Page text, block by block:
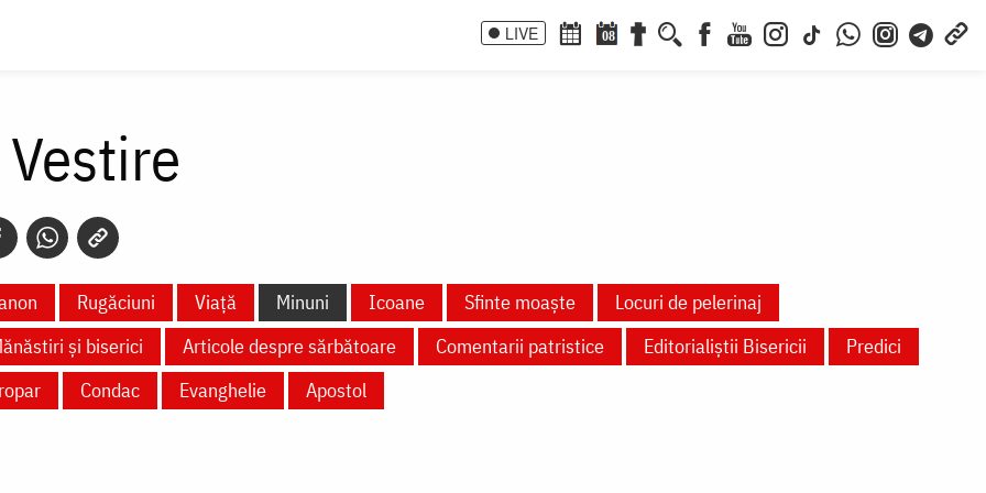
LIVE 08
Rugăciuni Viață Minuni Icoane Sfinte moaște
Locuri de pelerinaj
și biserici Articole despre sărbătoare Comentarii patristice Editorialiștii Bisericii
Predici
Condac Evanghelie Apostol